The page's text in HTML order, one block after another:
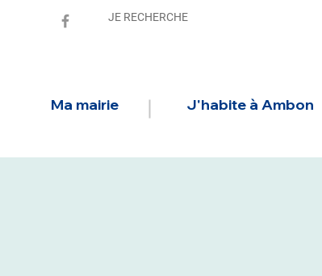
Ma mairie J'habite à Ambon